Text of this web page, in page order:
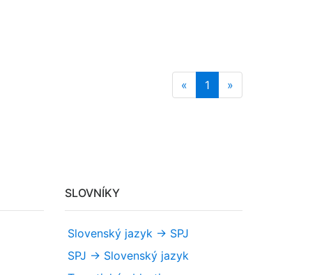
« 1 »
SLOVNÍKY
Slovenský jazyk -> SPJ
SPJ -> Slovenský jazyk